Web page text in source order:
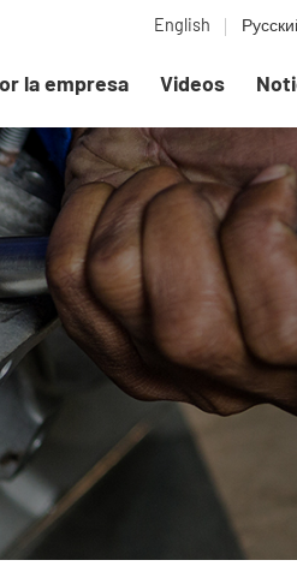
English
la empresa Videos